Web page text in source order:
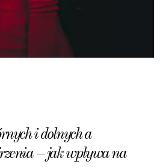
i dolnych a
– jak wpływa na